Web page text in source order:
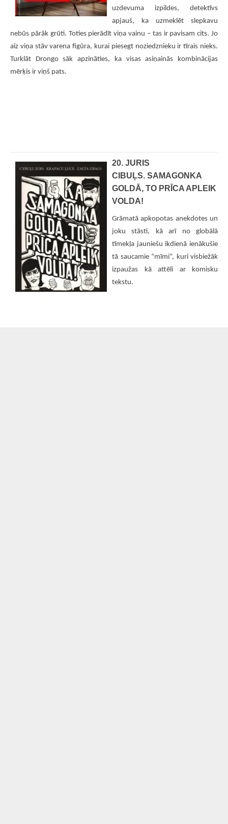
uzdevuma izpildes, detektīvs
apjauš, ka uzmeklēt slepkavu
nebūs pārāk grūti. Toties pierādīt viņa vainu – tas ir pavisam cits. Jo
aiz viņa stāv varena figūra, kurai piesegt noziedznieku ir tīrais nieks.
Turklāt Drongo sāk apzināties, ka visas asiņainās kombinācijas
mērķis ir viņš pats.
20. JURIS
CIBUĻS. SAMAGONKA
GOLDĀ, TO PRĪCA APLEIK
VOLDA!
Grāmatā apkopotas anekdotes un
joku stāsti, kā arī no globālā
tīmekļa jauniešu ikdienā ienākušie
tā saucamie “mīmi”, kuri visbiežāk
izpaužas kā attēli ar komisku
tekstu.